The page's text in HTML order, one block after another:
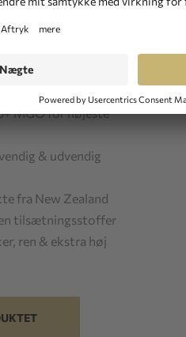
MGO for højeste
& udvendig
fra New Zealand
tilsætningsstoffer
ren & ekstra høj